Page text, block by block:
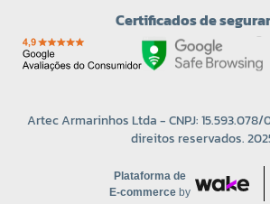
Certificados de
Artec Armarinhos Ltda - CNPJ:
direitos reservados.
Plataforma de
E-commerce by